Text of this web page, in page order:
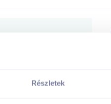
Részletek